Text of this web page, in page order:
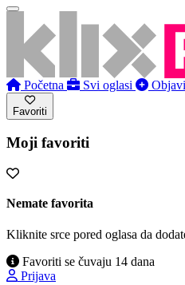
Početna Svi oglasi
Favoriti
Moji favoriti
Nemate favorita
Kliknite srce pored oglasa da
Favoriti se čuvaju 14 dana
Prijava